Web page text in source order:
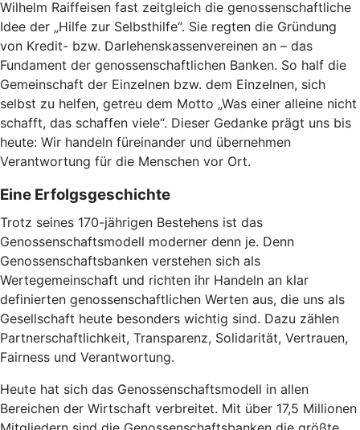
Wilhelm Raiffeisen fast zeitgleich die genossenschaftliche
Idee der „Hilfe zur Selbsthilfe“. Sie regten die Gründung
von Kredit- bzw. Darlehenskassenvereinen an – das
Fundament der genossenschaftlichen Banken. So half die
Gemeinschaft der Einzelnen bzw. dem Einzelnen, sich
selbst zu helfen, getreu dem Motto „Was einer alleine nicht
schafft, das schaffen viele“. Dieser Gedanke prägt uns bis
heute: Wir handeln füreinander und übernehmen
Verantwortung für die Menschen vor Ort.
Eine Erfolgsgeschichte
Trotz seines 170-jährigen Bestehens ist das
Genossenschaftsmodell moderner denn je. Denn
Genossenschaftsbanken verstehen sich als
Wertegemeinschaft und richten ihr Handeln an klar
definierten genossenschaftlichen Werten aus, die uns als
Gesellschaft heute besonders wichtig sind. Dazu zählen
Partnerschaftlichkeit, Transparenz, Solidarität, Vertrauen,
Fairness und Verantwortung.
Heute hat sich das Genossenschaftsmodell in allen
Bereichen der Wirtschaft verbreitet. Mit über 17,5 Millionen